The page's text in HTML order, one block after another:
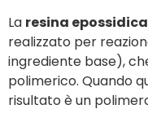
La resina epossidica
realizzato per
ingrediente base),
polimerico. Quando
risultato è un